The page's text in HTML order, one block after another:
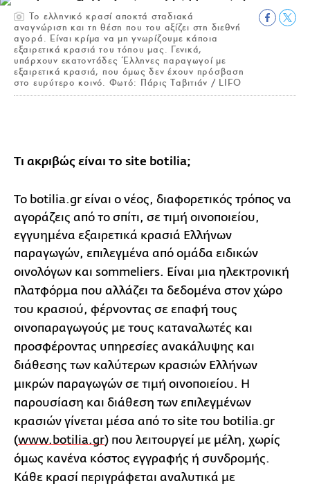
Το ελληνικό κρασί αποκτά σταδιακά
αναγνώριση και τη θέση που του αξίζει στη διεθνή
αγορά. Είναι κρίμα να μη γνωρίζουμε κάποια
εξαιρετικά κρασιά του τόπου μας. Γενικά,
υπάρχουν εκατοντάδες Έλληνες παραγωγοί με
εξαιρετικά κρασιά, που όμως δεν έχουν πρόσβαση
στο ευρύτερο κοινό. Φωτό: Πάρις Ταβιτιάν / LIFO
Τι ακριβώς είναι το site botilia;
Το botilia.gr είναι ο νέος, διαφορετικός τρόπος να
αγοράζεις από το σπίτι, σε τιμή οινοποιείου,
εγγυημένα εξαιρετικά κρασιά Ελλήνων
παραγωγών, επιλεγμένα από ομάδα ειδικών
οινολόγων και sommeliers. Είναι μια ηλεκτρονική
πλατφόρμα που αλλάζει τα δεδομένα στον χώρο
του κρασιού, φέρνοντας σε επαφή τους
οινοπαραγωγούς με τους καταναλωτές και
προσφέροντας υπηρεσίες ανακάλυψης και
διάθεσης των καλύτερων κρασιών Ελλήνων
μικρών παραγωγών σε τιμή οινοποιείου. Η
παρουσίαση και διάθεση των επιλεγμένων
κρασιών γίνεται μέσα από το site του botilia.gr
(www.botilia.gr) που λειτουργεί με μέλη, χωρίς
όμως κανένα κόστος εγγραφής ή συνδρομής.
Κάθε κρασί περιγράφεται αναλυτικά με